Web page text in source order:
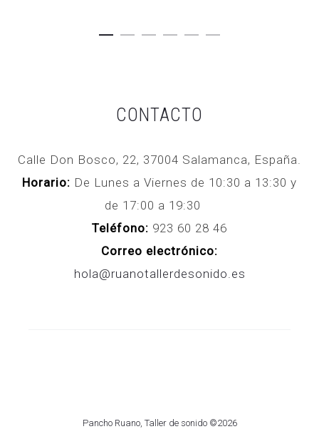
CONTACTO
Calle Don Bosco, 22, 37004 Salamanca, España.
Horario: De Lunes a Viernes de 10:30 a 13:30 y
de 17:00 a 19:30
Teléfono: 923 60 28 46
Correo electrónico:
hola@ruanotallerdesonido.es
Pancho Ruano, Taller de sonido ©2026